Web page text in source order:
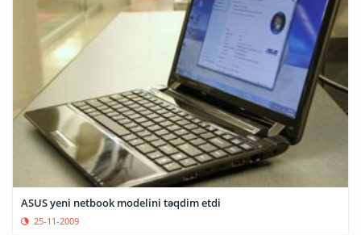
ASUS yeni netbook modelini təqdim etdi
25-11-2009